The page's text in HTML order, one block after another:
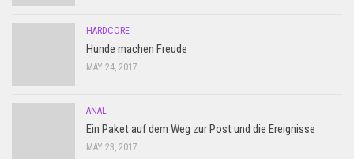
HARDCORE
Hunde machen Freude
MAY 24, 2017
ANAL
Ein Paket auf dem Weg zur Post und die Ereignisse
MAY 23, 2017